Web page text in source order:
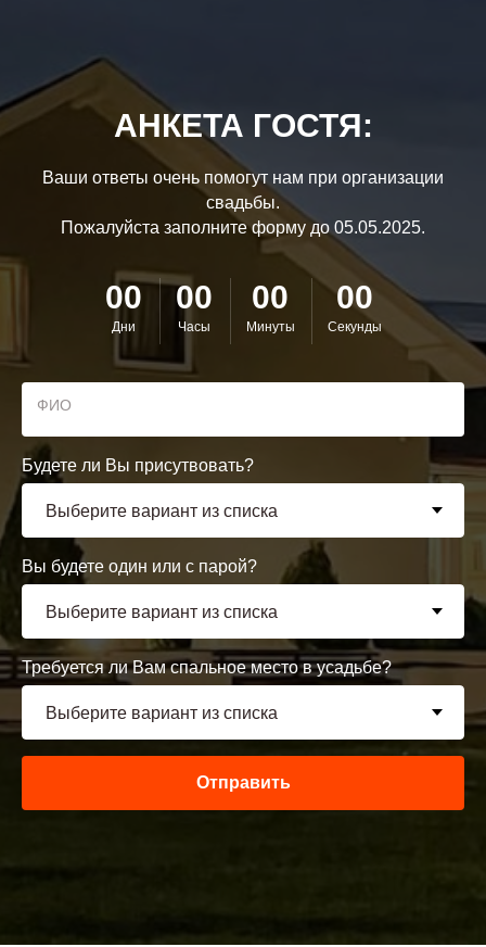
АНКЕТА ГОСТЯ:
Ваши ответы очень помогут нам при организации
свадьбы.
Пожалуйста заполните форму до 05.05.2025.
00
Дни
00
Часы
00
Минуты
00
Секунды
ФИО
Будете ли Вы присутвовать?
Вы будете один или с парой?
Требуется ли Вам спальное место в усадьбе?
Отправить